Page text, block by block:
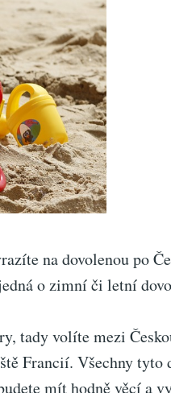
na dovolenou po
o zimní či letní
tady volíte mezi
Francií. Všechny tyto
mít hodně věcí a